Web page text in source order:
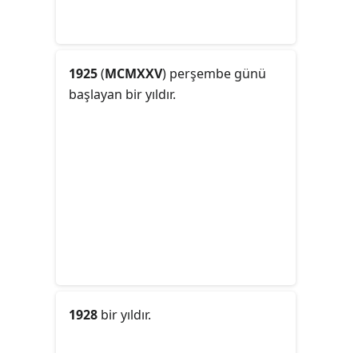
1925(MCMXXV) perşembe günü
başlayan bir yıldır.
1928 bir yıldır.